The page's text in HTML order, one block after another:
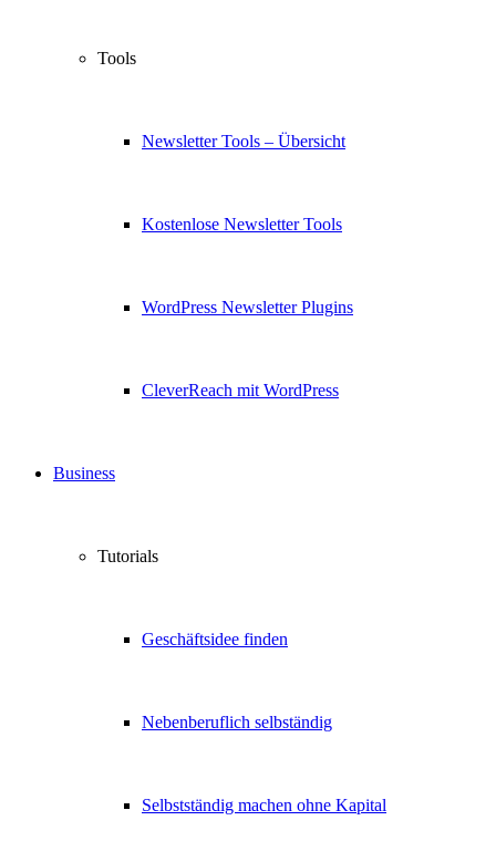
Tools
Newsletter Tools – Übersicht
Kostenlose Newsletter Tools
WordPress Newsletter Plugins
CleverReach mit WordPress
Business
Tutorials
Geschäftsidee finden
Nebenberuflich selbständig
Selbstständig machen ohne Kapital